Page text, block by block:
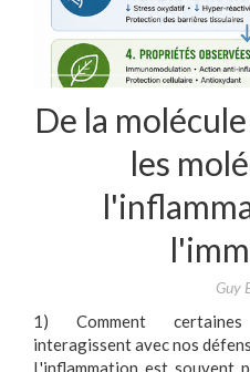
De la
les
Guy
1) Comment certaines
interagissent avec nos